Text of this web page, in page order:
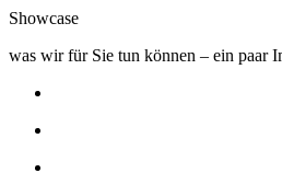
Showcase
was wir für Sie tun können – ein paar